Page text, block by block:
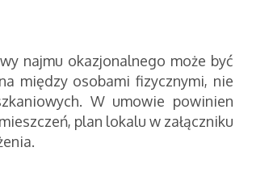
najmu okazjonalnego może być
między osobami fizycznymi, nie
W umowie powinien
plan lokalu w załączniku